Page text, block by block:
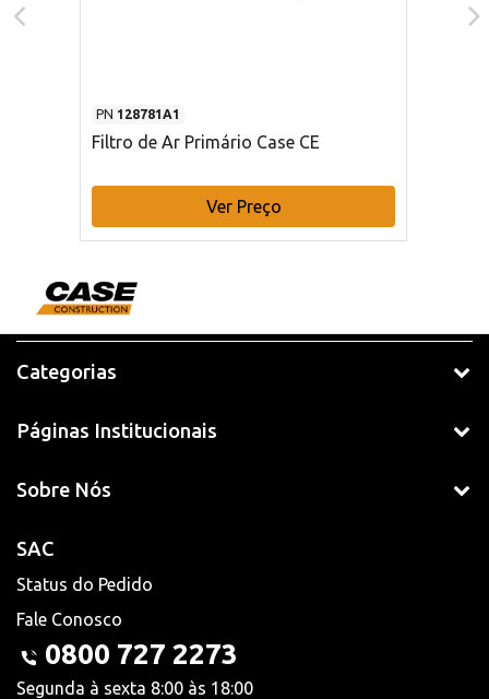
PN 128781A1
Filtro de Ar Primário Case CE
Ver Preço
Categorias
Páginas Institucionais
Sobre Nós
SAC
Status do Pedido
Fale Conosco
0800 727 2273
Segunda à sexta 8:00 às 18:00